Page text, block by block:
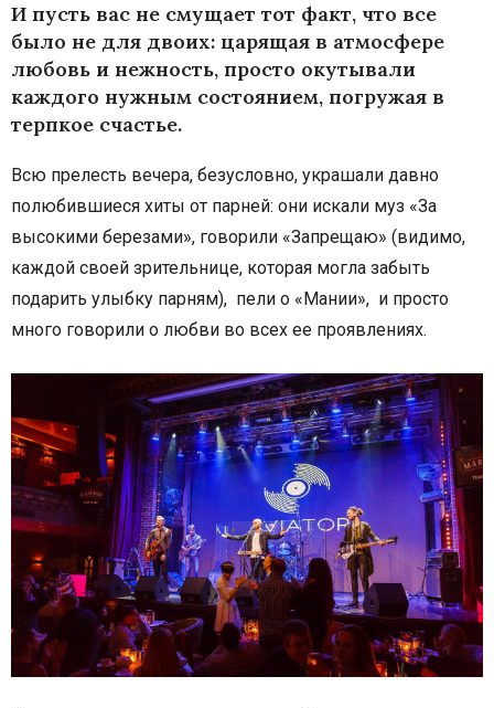
И пусть вас не смущает тот факт, что все
было не для двоих: царящая в атмосфере
любовь и нежность, просто окутывали
каждого нужным состоянием, погружая в
терпкое счастье.
Всю прелесть вечера, безусловно, украшали давно
полюбившиеся хиты от парней: они искали муз «За
высокими березами», говорили «Запрещаю» (видимо,
каждой своей зрительнице, которая могла забыть
подарить улыбку парням), пели о «Мании», и просто
много говорили о любви во всех ее проявлениях.